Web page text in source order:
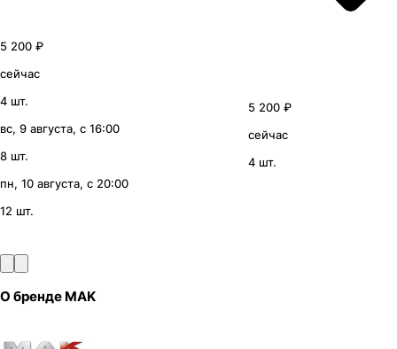
5 200 ₽
сейчас
4 шт.
вс, 9 августа, с 16:00
8 шт.
пн, 10 августа, с 20:00
12 шт.
5 200 ₽
сейчас
4 шт.
О бренде MAK